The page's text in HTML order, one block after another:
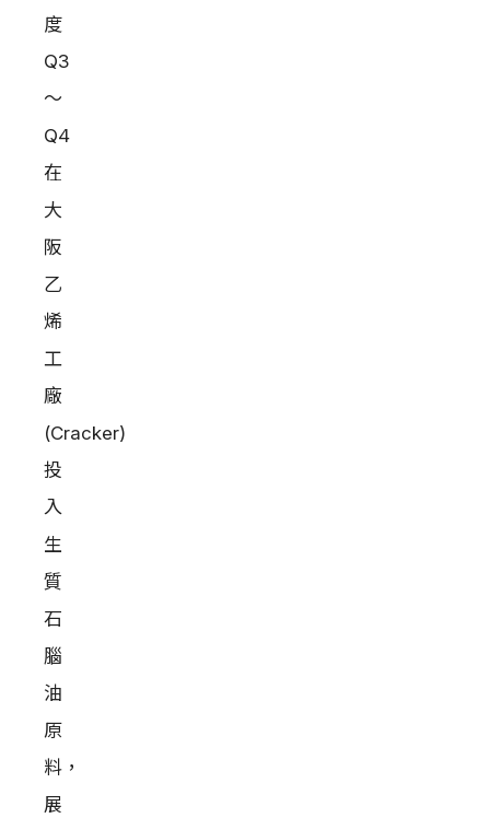
度
Q3
～
Q4
在
大
阪
乙
烯
工
廠
(Cracker)
投
入
生
質
石
腦
油
原
料，
展